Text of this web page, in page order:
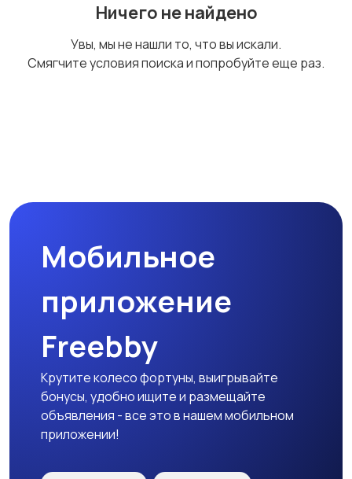
фаркопы
Ничего не найдено
Увы, мы не нашли то, что вы искали.
Смягчите условия поиска и попробуйте еще раз.
Мобильное
приложение
Freebby
Крутите колесо фортуны, выигрывайте
бонусы, удобно ищите и размещайте
объявления - все это в нашем мобильном
приложении!